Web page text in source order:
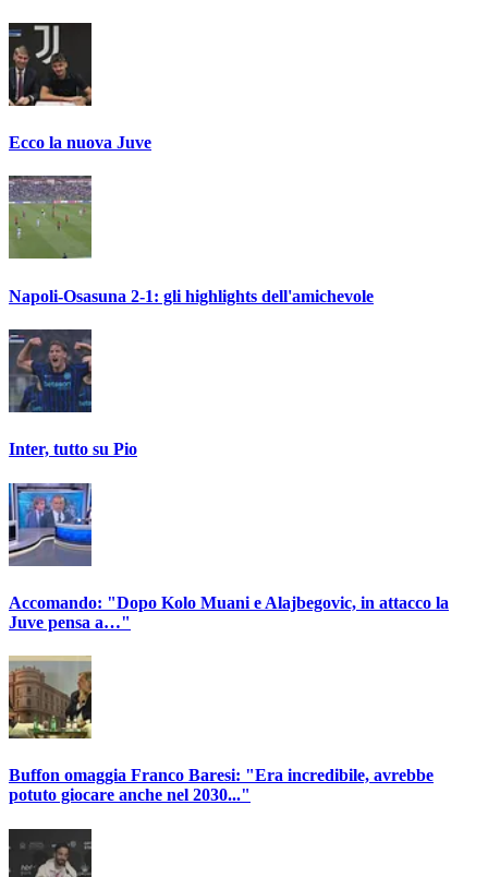
Ecco la nuova Juve
Napoli-Osasuna 2-1: gli highlights dell'amichevole
Inter, tutto su Pio
Accomando: "Dopo Kolo Muani e Alajbegovic, in attacco la
Juve pensa a…"
Buffon omaggia Franco Baresi: "Era incredibile, avrebbe
potuto giocare anche nel 2030..."